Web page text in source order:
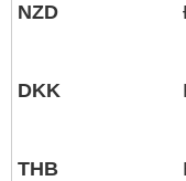
NZD
DKK
THB